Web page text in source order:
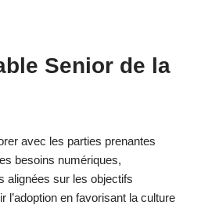
Senior de la
avec les parties prenantes
besoins numériques,
alignées sur les objectifs
l’adoption en favorisant la culture